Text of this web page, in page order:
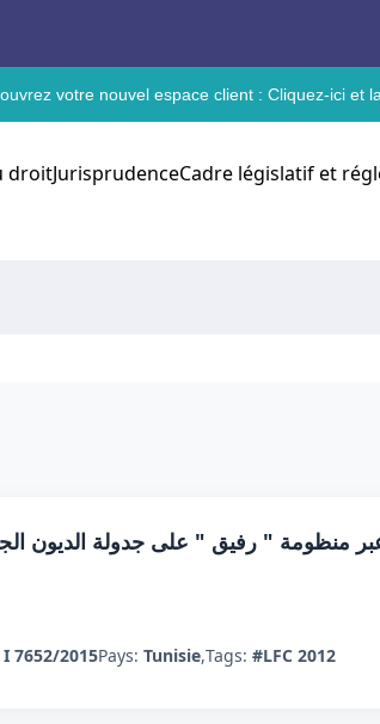
votre nouvel espace client : Cliquez-ici et
droitJurisprudenceCadre législatif et
منظومة " رفيق " على جدولة الديون
I 7652/2015Pays: Tunisie,Tags: #LFC 2012